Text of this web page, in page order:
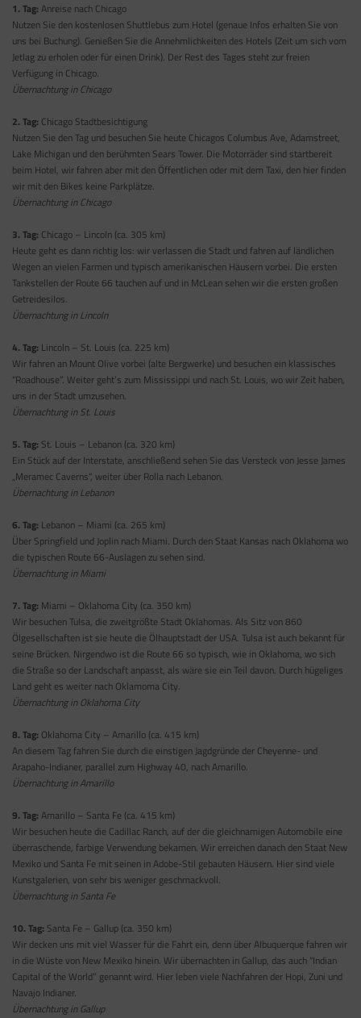
1. Tag: Anreise nach Chicago
Nutzen Sie den kostenlosen Shuttlebus zum Hotel (genaue Infos erhalten Sie von
uns bei Buchung). Genießen Sie die Annehmlichkeiten des Hotels (Zeit um sich vom
Jetlag zu erholen oder für einen Drink). Der Rest des Tages steht zur freien
Verfügung in Chicago.
Übernachtung in Chicago
2. Tag: Chicago Stadtbesichtigung
Nutzen Sie den Tag und besuchen Sie heute Chicagos Columbus Ave, Adamstreet,
Lake Michigan und den berühmten Sears Tower. Die Motorräder sind startbereit
beim Hotel, wir fahren aber mit den Öffentlichen oder mit dem Taxi, den hier finden
wir mit den Bikes keine Parkplätze.
Übernachtung in Chicago
3. Tag: Chicago – Lincoln (ca. 305 km)
Heute geht es dann richtig los: wir verlassen die Stadt und fahren auf ländlichen
Wegen an vielen Farmen und typisch amerikanischen Häusern vorbei. Die ersten
Tankstellen der Route 66 tauchen auf und in McLean sehen wir die ersten großen
Getreidesilos.
Übernachtung in Lincoln
4. Tag: Lincoln – St. Louis (ca. 225 km)
Wir fahren an Mount Olive vorbei (alte Bergwerke) und besuchen ein klassisches
“Roadhouse”. Weiter geht’s zum Mississippi und nach St. Louis, wo wir Zeit haben,
uns in der Stadt umzusehen.
Übernachtung in St. Louis
5. Tag: St. Louis – Lebanon (ca. 320 km)
Ein Stück auf der Interstate, anschließend sehen Sie das Versteck von Jesse James
„Meramec Caverns“, weiter über Rolla nach Lebanon.
Übernachtung in Lebanon
6. Tag: Lebanon – Miami (ca. 265 km)
Über Springfield und Joplin nach Miami. Durch den Staat Kansas nach Oklahoma wo
die typischen Route 66-Auslagen zu sehen sind.
Übernachtung in Miami
7. Tag: Miami – Oklahoma City (ca. 350 km)
Wir besuchen Tulsa, die zweitgrößte Stadt Oklahomas. Als Sitz von 860
Ölgesellschaften ist sie heute die Ölhauptstadt der USA. Tulsa ist auch bekannt für
seine Brücken. Nirgendwo ist die Route 66 so typisch, wie in Oklahoma, wo sich
die Straße so der Landschaft anpasst, als wäre sie ein Teil davon. Durch hügeliges
Land geht es weiter nach Oklamoma City.
Übernachtung in Oklahoma City
8. Tag: Oklahoma City – Amarillo (ca. 415 km)
An diesem Tag fahren Sie durch die einstigen Jagdgründe der Cheyenne- und
Arapaho-Indianer, parallel zum Highway 40, nach Amarillo.
Übernachtung in Amarillo
9. Tag: Amarillo – Santa Fe (ca. 415 km)
Wir besuchen heute die Cadillac Ranch, auf der die gleichnamigen Automobile eine
überraschende, farbige Verwendung bekamen. Wir erreichen danach den Staat New
Mexiko und Santa Fe mit seinen in Adobe-Stil gebauten Häusern. Hier sind viele
Kunstgalerien, von sehr bis weniger geschmackvoll.
Übernachtung in Santa Fe
10. Tag: Santa Fe – Gallup (ca. 350 km)
Wir decken uns mit viel Wasser für die Fahrt ein, denn über Albuquerque fahren wir
in die Wüste von New Mexiko hinein. Wir übernachten in Gallup, das auch “Indian
Capital of the World” genannt wird. Hier leben viele Nachfahren der Hopi, Zuni und
Navajo Indianer.
Übernachtung in Gallup